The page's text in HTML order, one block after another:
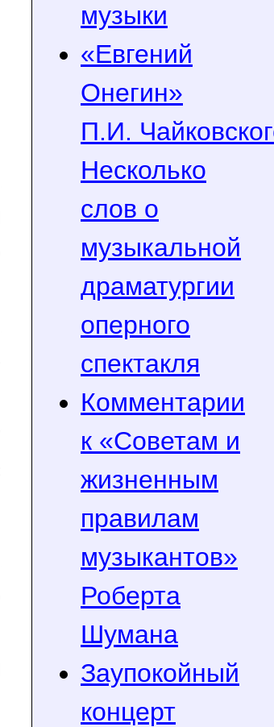
музыки
«Евгений
Онегин»
П.И.
Несколько
слов о
музыкальной
драматургии
оперного
спектакля
Комментарии
к «Советам и
жизненным
правилам
музыкантов»
Роберта
Шумана
Заупокойный
концерт